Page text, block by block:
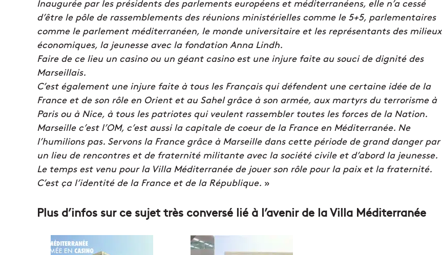
Inaugurée par les présidents des parlements européens et méditerranéens, elle n’a cessé
d’être le pôle de rassemblements des réunions ministérielles comme le 5+5, parlementaires
comme le parlement méditerranéen, le monde universitaire et les représentants des milieux
économiques, la jeunesse avec la fondation Anna Lindh.
Faire de ce lieu un casino ou un géant casino est une injure faite au souci de dignité des
Marseillais.
C’est également une injure faite à tous les Français qui défendent une certaine idée de la
France et de son rôle en Orient et au Sahel grâce à son armée, aux martyrs du terrorisme à
Paris ou à Nice, à tous les patriotes qui veulent rassembler toutes les forces de la Nation.
Marseille c’est l’OM, c’est aussi la capitale de coeur de la France en Méditerranée. Ne
l’humilions pas. Servons la France grâce à Marseille dans cette période de grand danger par
un lieu de rencontres et de fraternité militante avec la société civile et d’abord la jeunesse.
Le temps est venu pour la Villa Méditerranée de jouer son rôle pour la paix et la fraternité.
C’est ça l’identité de la France et de la République. »
Plus d’infos sur ce sujet très conversé lié à l’avenir de la Villa Méditerranée